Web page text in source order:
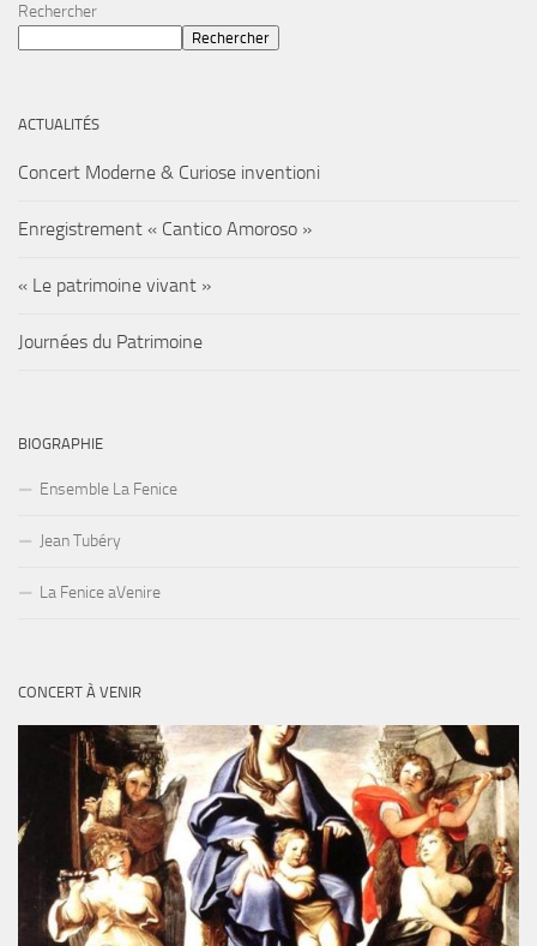
Rechercher
Rechercher
ACTUALITÉS
Concert Moderne & Curiose inventioni
Enregistrement « Cantico Amoroso »
« Le patrimoine vivant »
Journées du Patrimoine
BIOGRAPHIE
Ensemble La Fenice
Jean Tubéry
La Fenice aVenire
CONCERT À VENIR